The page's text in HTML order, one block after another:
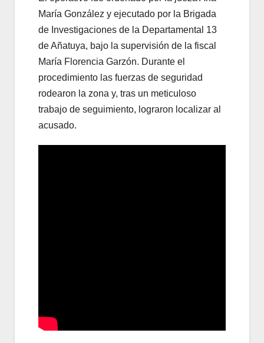
María González y ejecutado por la Brigada
de Investigaciones de la Departamental 13
de Añatuya, bajo la supervisión de la fiscal
María Florencia Garzón. Durante el
procedimiento las fuerzas de seguridad
rodearon la zona y, tras un meticuloso
trabajo de seguimiento, lograron localizar al
acusado.